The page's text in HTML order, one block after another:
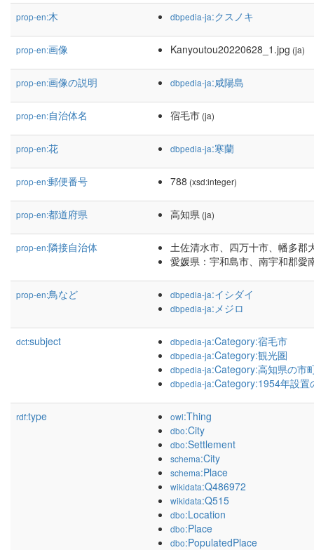
prop-en:木 dbpedia-ja:クスノキ
prop-en:画像 Kanyoutou20220628_1.jpg (ja)
prop-en:画像の説明 dbpedia-ja:咸陽島
prop-en:自治体名 宿毛市 (ja)
prop-en:花 dbpedia-ja:寒蘭
prop-en:郵便番号 788 (xsd:integer)
prop-en:都道府県 高知県 (ja)
prop-en:隣接自治体
土佐清水市、四万十市、幡多郡
愛媛県：宇和島市、南宇和郡愛
prop-en:鳥など dbpedia-ja:イシダイ
dbpedia-ja:メジロ
dct:subject dbpedia-ja:Category:宿毛市
dbpedia-ja:Category:観光圏
dbpedia-ja:Category:高知県の市
dbpedia-ja:Category:1954年設置
rdf:type owl:Thing
dbo:City
dbo:Settlement
schema:City
schema:Place
wikidata:Q486972
wikidata:Q515
dbo:Location
dbo:Place
dbo:PopulatedPlace